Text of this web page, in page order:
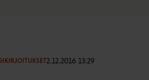
2.12.2016 13:29